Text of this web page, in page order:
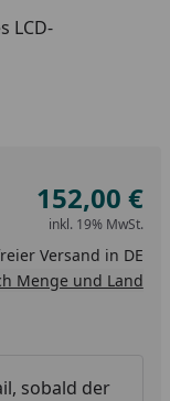
LCD-
152,00 €
inkl. 19% MwSt.
Versand in DE
Menge und Land
sobald der